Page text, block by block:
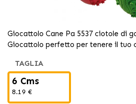
Giocattolo Cane Pa 5537 ciotole di
Giocattolo perfetto per tenere il tuo
durata.
TAGLIA
6 Cms
8.19 €